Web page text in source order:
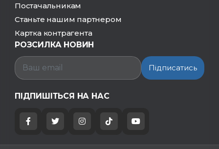
Постачальникам
Станьте нашим партнером
Картка контрагента
РОЗСИЛКА НОВИН
Підписатись
ПІДПИШІТЬСЯ НА НАС